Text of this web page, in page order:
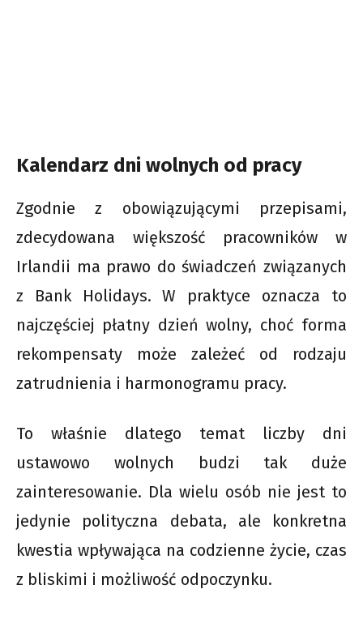
Kalendarz dni wolnych od pracy
Zgodnie z obowiązującymi przepisami,
zdecydowana większość pracowników w
Irlandii ma prawo do świadczeń związanych
z Bank Holidays. W praktyce oznacza to
najczęściej płatny dzień wolny, choć forma
rekompensaty może zależeć od rodzaju
zatrudnienia i harmonogramu pracy.
To właśnie dlatego temat liczby dni
ustawowo wolnych budzi tak duże
zainteresowanie. Dla wielu osób nie jest to
jedynie polityczna debata, ale konkretna
kwestia wpływająca na codzienne życie, czas
z bliskimi i możliwość odpoczynku.